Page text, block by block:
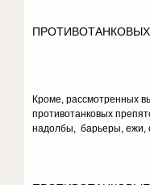
Кроме, рассмотренных
противотан­ковых
надолбы, барьеры, ежи,